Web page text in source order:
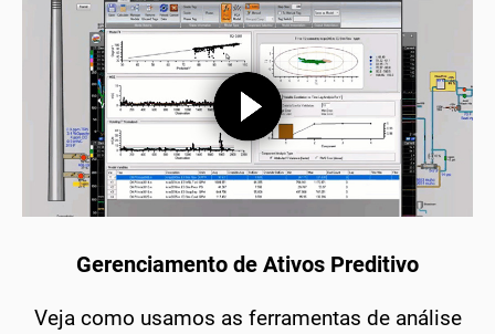
Gerenciamento de Ativos Preditivo
Veja como usamos as ferramentas de análise